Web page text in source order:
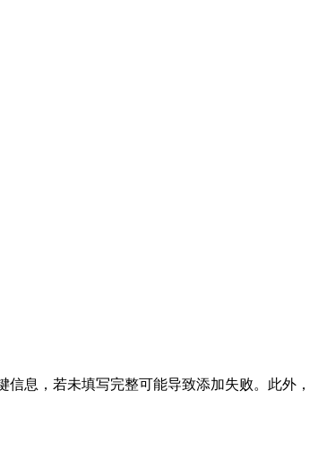
息，若未填写完整可能导致添加失败。此外，